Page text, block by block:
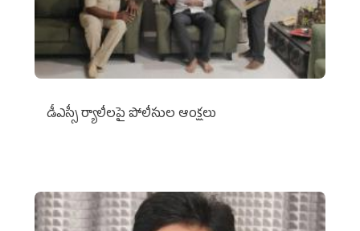
డీఎస్సీ ర్యాలీలపై పోలీసుల ఆంక్షలు